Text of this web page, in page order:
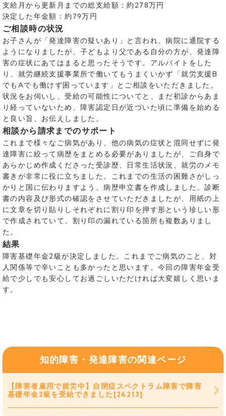
支給月から更新月までの総支給額：約278万円
決定した年金額：約79万円
ご相談時の状況
お子さんが「発達障害の疑いあり」と言われ、病院に通院する
ようになりましたが、子どもより父である自分の方が、発達障
害の症状にあてはまると思ったそうです。アルバイトをした
り、就労継続支援事業所で働いてもうまくいかず「就労支援B
でもAでも働けず困っています」とご相談をいただきました。
状況をお伺いし、受給の可能性についてと、まだ初診からあま
り経っていないため、障害認定日が近づいた頃に準備を始める
と良い旨、お伝えしました。
相談から請求までのサポート
これまで様々なご病気があり、他の病気の症状と混同せずに発
達障害に絞って病歴をまとめる必要がありましたが、ご自身で
あらかじめ作成くださった受診歴、日常生活状況、就労のメモ
書きが非常に役に立ちました。これまでの生活の困難さがしっ
かりと国に伝わりますよう、病歴申立書を作成しました。診断
書の内容及び形式の確認をさせていただきましたが、用紙の上
に文章を切り貼りしそれぞれに割り印を押す形という珍しい形
で作成されていて、割り印の漏れている箇所も複数ありまし
た。
結果
障害基礎年金2級が決定しました。これまでご病気のこと、対
人関係等で辛いことも多かったと思います。今回の障害年金受
給で少しでも安心してお過ごしいただければ大変嬉しく思いま
す。
知的障害・発達障害の関連ページ
【障害者雇用で就労中】自閉症スペクトラム障害で障害
基礎年金2級を受給できました[26213]